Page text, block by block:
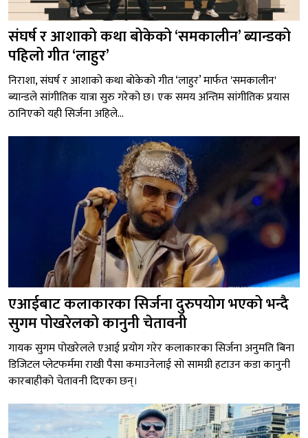
संघर्ष र आशाको कथा बोकेको ‘समकालीन’ ब्यान्डको
पहिलो गीत ‘लाहुर’
निराशा, संघर्ष र आशाको कथा बोकेको गीत ‘लाहुर’ मार्फत 'समकालीन'
ब्यान्डले सांगीतिक यात्रा सुरु गरेको छ। एक समय अन्तिम सांगीतिक प्रयास
ठानिएको यही सिर्जना अहिले...
एआईबाट कलाकारका सिर्जना दुरुपयोग भएको भन्दै
सुगम पोखरेलको कानुनी चेतावनी
गायक सुगम पोखरेलले एआई प्रयोग गरेर कलाकारका सिर्जना अनुमति बिना
डिजिटल प्लेटफर्ममा राखी पैसा कमाउनेलाई सो सामग्री हटाउन कडा कानुनी
कारबाहीको चेतावनी दिएका छन्।